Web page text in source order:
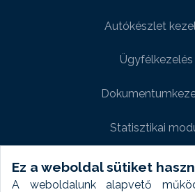
Ez a weboldal sütiket
A weboldalunk alapvető
Autókészlet
Ügyfélkezelés
Statisztikai
Weboldal